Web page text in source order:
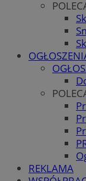
REKLAMA